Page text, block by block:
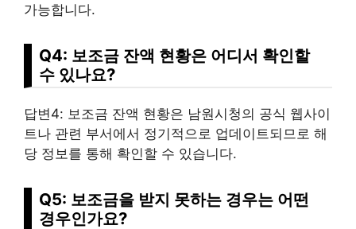
가능합니다.
Q4: 보조금 잔액 현황은 어디서 확인할
수 있나요?
답변4: 보조금 잔액 현황은 남원시청의 공식 웹사이
트나 관련 부서에서 정기적으로 업데이트되므로 해
당 정보를 통해 확인할 수 있습니다.
Q5: 보조금을 받지 못하는 경우는 어떤
경우인가요?